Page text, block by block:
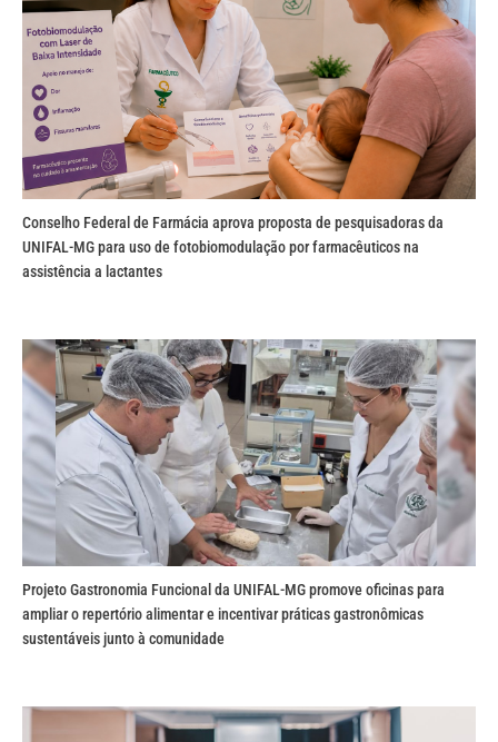
Conselho Federal de Farmácia aprova proposta de pesquisadoras da
UNIFAL-MG para uso de fotobiomodulação por farmacêuticos na
assistência a lactantes
Projeto Gastronomia Funcional da UNIFAL-MG promove oficinas para
ampliar o repertório alimentar e incentivar práticas gastronômicas
sustentáveis junto à comunidade